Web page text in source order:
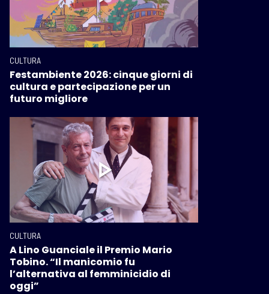
CULTURA
Festambiente 2026: cinque giorni di
cultura e partecipazione per un
futuro migliore
CULTURA
A Lino Guanciale il Premio Mario
Tobino. “Il manicomio fu
l’alternativa al femminicidio di
oggi”